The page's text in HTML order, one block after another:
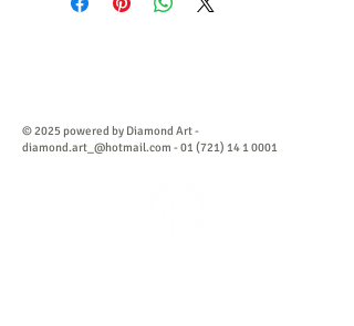
© 2025 powered by Diamond Art -
diamond.art_@hotmail.com -01 (721) 14 1 0001